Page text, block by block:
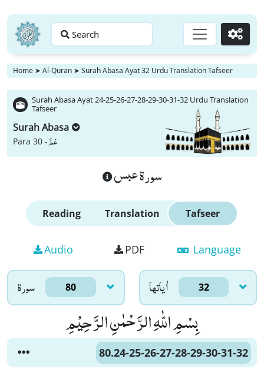
Search Go
Home ➤ Al-Quran ➤ Surah Abasa Ayat 32 Urdu Translation Tafseer
Surah Abasa Ayat 24-25-26-27-28-29-30-31-32 Urdu Translation
Tafseer
Surah Abasa
Para 30 -عَمَّ
سورة عبس
Reading Translation Tafseer
Audio PDF Language
سورۃ 80 اٰياتها 32
بِسْمِ اللّٰهِ الرَّحْمٰنِ الرَّحِیْمِ
80.24-25-26-27-28-29-30-31-32